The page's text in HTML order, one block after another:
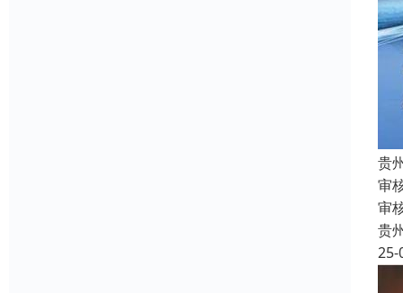
贵
审
审
贵
25-